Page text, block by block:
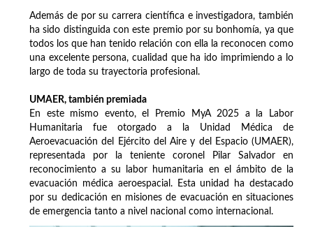
Además de por su carrera científica e investigadora, también
ha sido distinguida con este premio por su bonhomía, ya que
todos los que han tenido relación con ella la reconocen como
una excelente persona, cualidad que ha ido imprimiendo a lo
largo de toda su trayectoria profesional.
UMAER, también premiada
En este mismo evento, el Premio MyA 2025 a la Labor
Humanitaria fue otorgado a la Unidad Médica de
Aeroevacuación del Ejército del Aire y del Espacio (UMAER),
representada por la teniente coronel Pilar Salvador en
reconocimiento a su labor humanitaria en el ámbito de la
evacuación médica aeroespacial. Esta unidad ha destacado
por su dedicación en misiones de evacuación en situaciones
de emergencia tanto a nivel nacional como internacional.